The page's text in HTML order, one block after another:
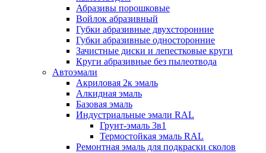
Абразивы порошковые
Войлок абразивный
Губки абразивные двухсторонние
Губки абразивные односторонние
Зачистные диски и лепестковые круги
Круги абразивные без пылеотвода
Автоэмали
Акриловая 2к эмаль
Алкидная эмаль
Базовая эмаль
Индустриальные эмали RAL
Грунт-эмаль 3в1
Термостойкая эмаль RAL
Ремонтная эмаль для подкраски сколов